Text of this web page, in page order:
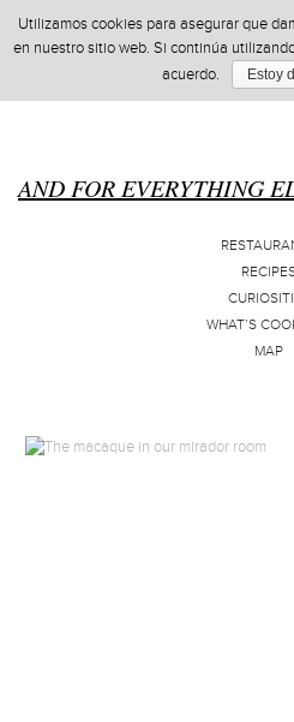
AND FOR EVERYTHING
WHAT’S
MAP
Utilizamos cookies para asegurar que
en nuestro sitio web. Si continúa
acuerdo.
Estoy